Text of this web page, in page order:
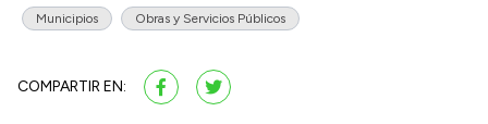
Municipios Obras y Servicios Públicos
COMPARTIR EN: